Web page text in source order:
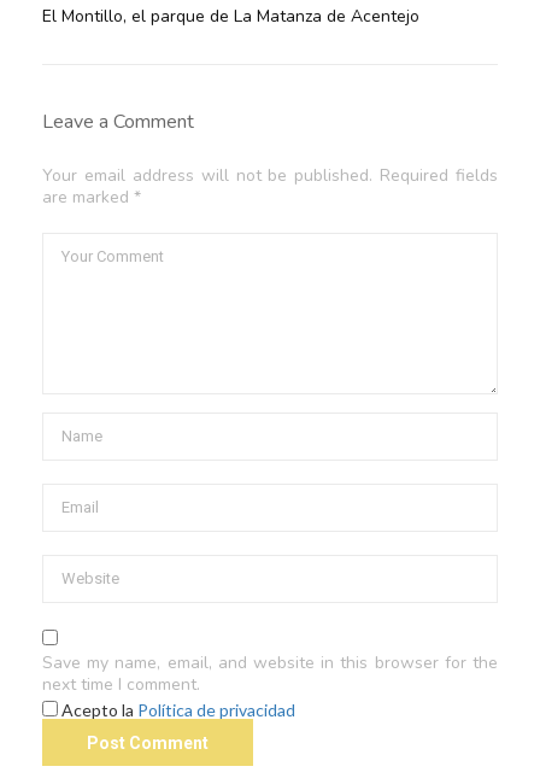
El Montillo, el parque de La Matanza de Acentejo
Leave a Comment
Your email address will not be published. Required fields
are marked *
Save my name, email, and website in this browser for the
next time I comment.
Acepto la Política de privacidad